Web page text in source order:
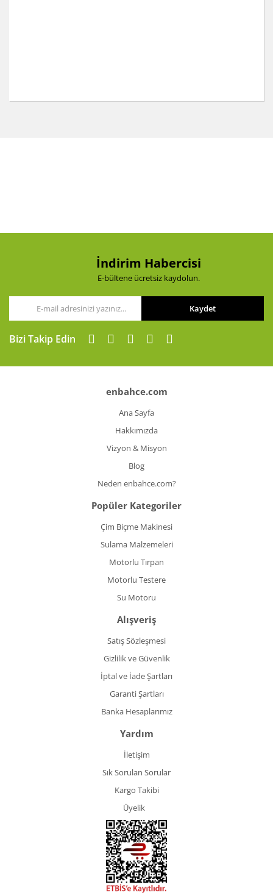
Ürün fiyatı diğer sitelerden daha pahalı.
Gönder
İndirim Habercisi
E-bültene ücretsiz kaydolun.
Kaydet
Bizi Takip Edin
enbahce.com
Ana Sayfa
Hakkımızda
Vizyon & Misyon
Blog
Neden enbahce.com?
Popüler Kategoriler
Çim Biçme Makinesi
Sulama Malzemeleri
Motorlu Tırpan
Motorlu Testere
Su Motoru
Alışveriş
Satış Sözleşmesi
Gizlilik ve Güvenlik
İptal ve İade Şartları
Garanti Şartları
Banka Hesaplarımız
Yardım
İletişim
Sık Sorulan Sorular
Kargo Takibi
Üyelik